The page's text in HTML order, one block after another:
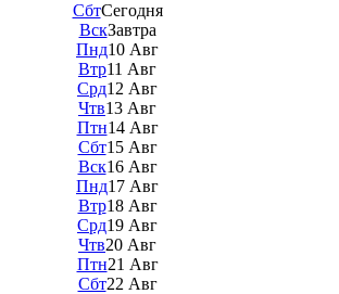
СбтСегодня
ВскЗавтра
Пнд10 Авг
Втр11 Авг
Срд12 Авг
Чтв13 Авг
Птн14 Авг
Сбт15 Авг
Вск16 Авг
Пнд17 Авг
Втр18 Авг
Срд19 Авг
Чтв20 Авг
Птн21 Авг
Сбт22 Авг